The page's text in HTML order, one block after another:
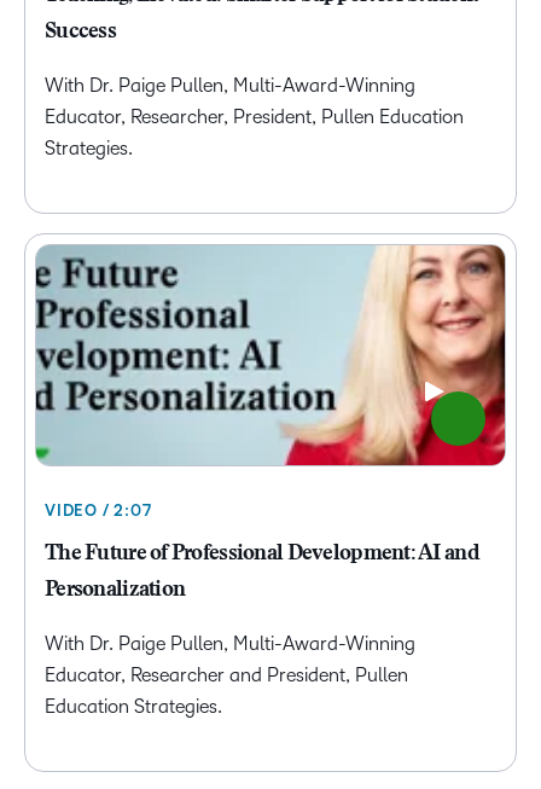
Success
With Dr. Paige Pullen, Multi-Award-Winning
Educator, Researcher, President, Pullen Education
Strategies.
VIDEO / 2:07
The Future of Professional Development: AI and
Personalization
With Dr. Paige Pullen, Multi-Award-Winning
Educator, Researcher and President, Pullen
Education Strategies.